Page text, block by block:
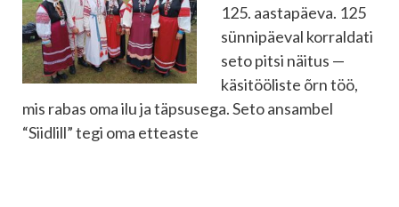
125. aastapäeva. 125
sünnipäeval korraldati
seto pitsi näitus —
käsitööliste õrn töö,
mis rabas oma ilu ja täpsusega. Seto ansambel
“Siidlill” tegi oma etteaste